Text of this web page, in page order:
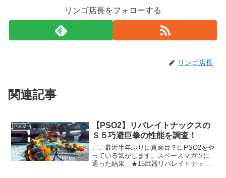
リンゴ店長をフォローする
リンゴ店長
関連記事
PSO2
【PSO2】リバレイトナックスの
Ｓ５巧避巨拳の性能を調査！
ここ最近半年ぶりに真面目？にPSO2をや
っている気がします。スペースマガツに
通った結果、★15武器リバレイトナック